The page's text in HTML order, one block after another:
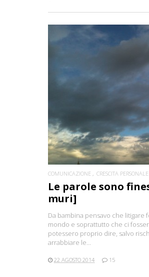
COMUNICAZIONE CRESCITA PERSONALE
Le parole sono
muri]
Da bambina pensavo che litigare
mondo e soprattutto che ci
potessero proprio dire, salvo
arrabbiare le...
22 AGOSTO 2014 15